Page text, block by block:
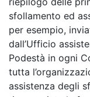
sfollamento ed
per esempio,
dall’Ufficio
Podestà in ogni
tutta
assistenza degli